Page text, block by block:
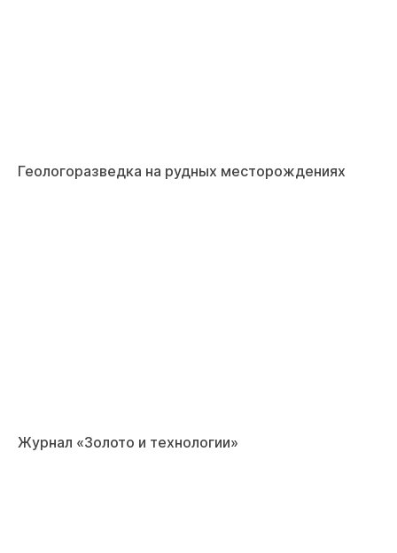
Геологоразведка на рудных месторождениях
Журнал «Золото и технологии»